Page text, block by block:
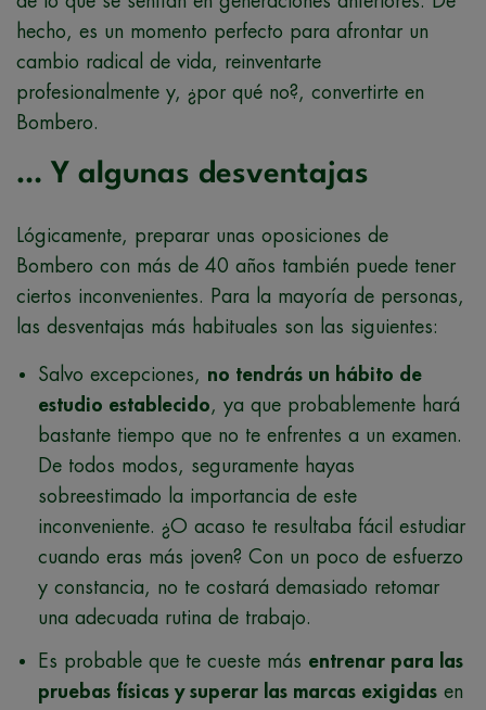
hecho, es un momento perfecto para afrontar un
cambio radical de vida, reinventarte
profesionalmente y, ¿por qué no?, convertirte en
Bombero.
… Y algunas desventajas
Lógicamente, preparar unas oposiciones de
Bombero con más de 40 años también puede tener
ciertos inconvenientes. Para la mayoría de personas,
las desventajas más habituales son las siguientes:
Salvo excepciones, no tendrás un hábito de
estudio establecido, ya que probablemente hará
bastante tiempo que no te enfrentes a un examen.
De todos modos, seguramente hayas
sobreestimado la importancia de este
inconveniente. ¿O acaso te resultaba fácil estudiar
cuando eras más joven? Con un poco de esfuerzo
y constancia, no te costará demasiado retomar
una adecuada rutina de trabajo.
Es probable que te cueste más entrenar para las
pruebas físicas y superar las marcas exigidas en